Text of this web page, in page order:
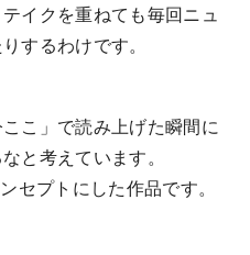
イクを重ねても毎回ニュ
するわけです。
こ」で読み上げた瞬間に
と考えています。
セプトにした作品です。